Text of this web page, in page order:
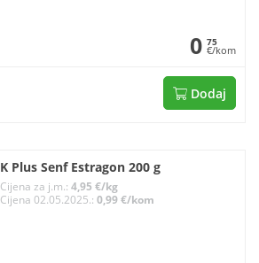
0 75
€/kom
Dodaj
K Plus Senf Estragon 200 g
Cijena za j.m.: 4,95 €/kg
Cijena 02.05.2025.: 0,99 €/kom